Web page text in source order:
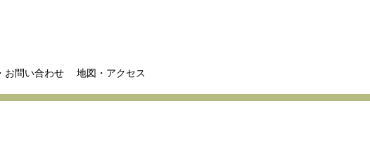
お問い合わせ 地図・アクセス